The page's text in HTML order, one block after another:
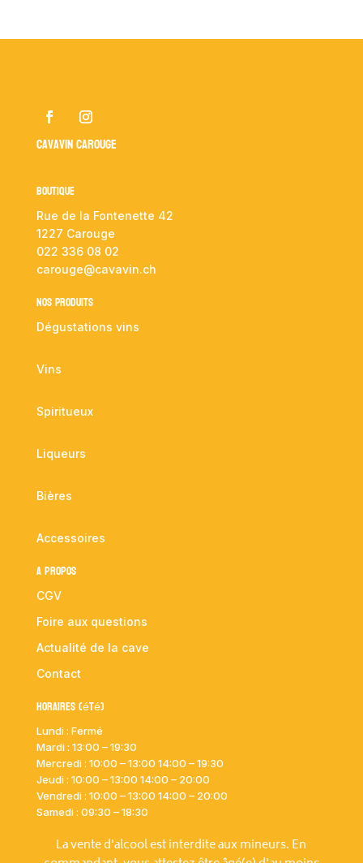
Cavavin Carouge
Boutique
Rue de la Fontenette 42
1227 Carouge
022 336 08 02
carouge@cavavin.ch
NOS PRODUITS
Dégustations vins
Vins
Spiritueux
Liqueurs
Bières
Accessoires
A propos
CGV
Foire aux questions
Actualité de la cave
Contact
Horaires (été)
Lundi : Fermé
Mardi : 13:00 – 19:30
Mercredi : 10:00 – 13:00 14:00 – 19:30
Jeudi : 10:00 – 13:00 14:00 – 20:00
Vendredi : 10:00 – 13:00 14:00 – 20:00
Samedi : 09:30 – 18:30
La vente d'alcool est interdite aux mineurs. En